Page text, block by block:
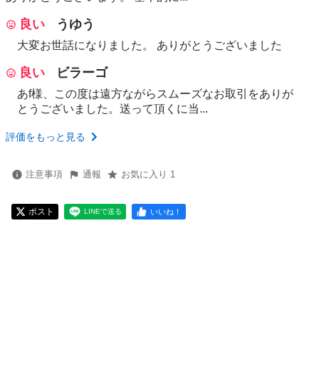
良い うゆう
大変お世話になりました。 ありがとうございました
良い ビラーゴ
あf様、この度は遠方ながらスムーズなお取引をありが
とうございました。送って頂くに当...
評価をもっと見る
注意事項 通報 お気に入り 1
ポスト LINEで送る いいね！